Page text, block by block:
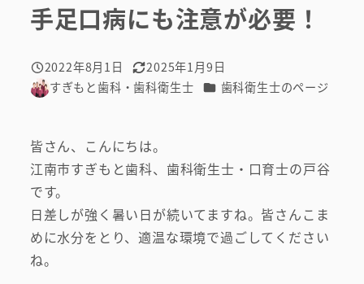
手足口病にも注意が必要！
投稿日
2022年8月1日
更新日
2025年1月9日
著
すぎもと歯科・歯科衛生士 カテゴリー
歯科衛生士のページ
皆さん、こんにちは。
江南市すぎもと歯科、歯科衛生士・口育士の戸谷
です。
日差しが強く暑い日が続いてますね。皆さんこま
めに水分をとり、適温な環境で過ごしてください
ね。